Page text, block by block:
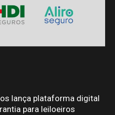
lança plataforma digital
para leiloeiros